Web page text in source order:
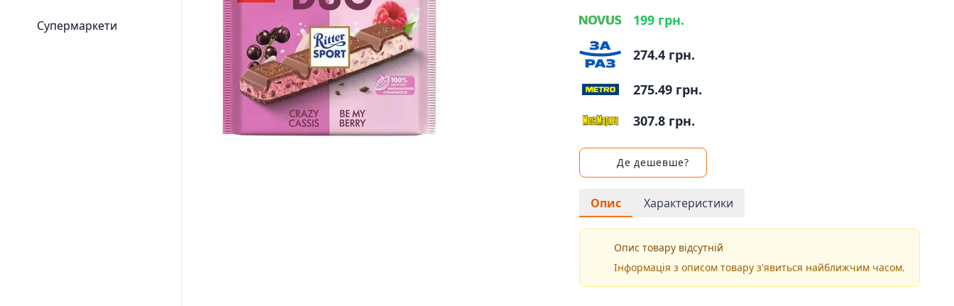
Супермаркети 199 грн.
274.4 грн.
275.49 грн.
307.8 грн.
Де дешевше?
Опис Характеристики
Опис товару відсутній
Інформація з описом товару з'явиться найближчим часом.